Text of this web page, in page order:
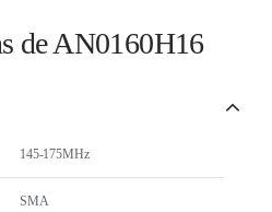
de AN0160H16
145-175MHz
SMA